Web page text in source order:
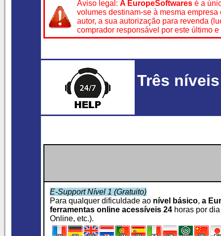
Aviso legal: A EuropeSoftwares é a
volumes destinam-se à mesma
autor, a sua autorização para revenda
comprador responsável por este último
Três
E-Support Nível 1 (Gratuito)
Para qualquer dificuldade ao nível básico, a
ferramentas online acessíveis 24 horas por
Online, etc.).